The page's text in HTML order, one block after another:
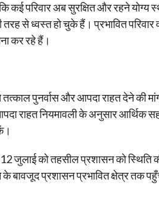
कई परिवार अब सुरक्षित और रहने
से ध्वस्त हो चुके हैं। प्रभावित परिवार
कर रहे हैं।
पुनर्वास और आपदा राहत देने की
राहत नियमावली के अनुसार आर्थिक
जुलाई को तहसील प्रशासन को स्थिति
के बावजूद प्रशासन प्रभावित क्षेत्र तक